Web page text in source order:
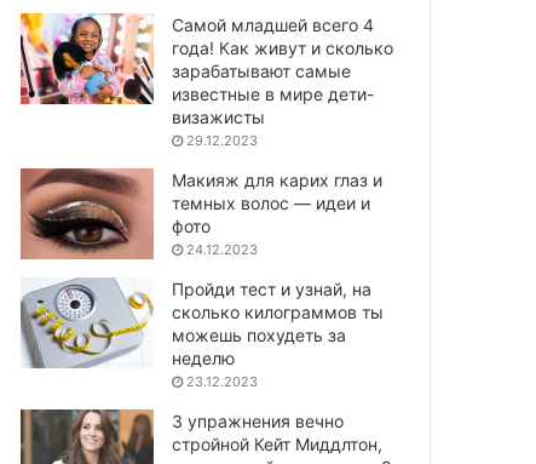
Самой младшей всего 4
года! Как живут и сколько
зарабатывают самые
известные в мире дети-
визажисты
29.12.2023
Макияж для карих глаз и
темных волос — идеи и
фото
24.12.2023
Пройди тест и узнай, на
сколько килограммов ты
можешь похудеть за
неделю
23.12.2023
3 упражнения вечно
стройной Кейт Миддлтон,